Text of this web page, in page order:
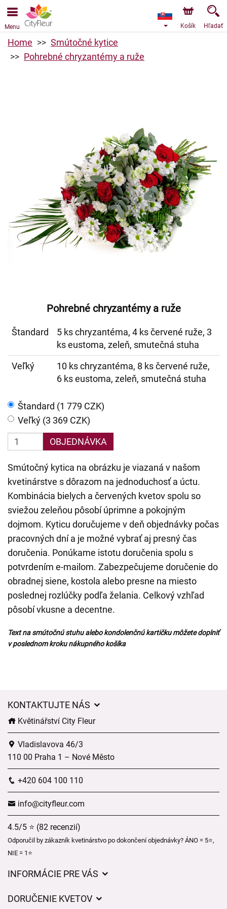
Objednávky prijímame prostredníctvom nášho e-shopu.
Najskorší možný termín doručenia je od 10.8.2026 z
Menu Košík Hľadať
Home
Smútočné kytice
Pohrebné chryzantémy a ruže
Pohrebné chryzantémy a ruže
Štandard
5 ks chryzantéma, 4 ks červené ruže, 3
ks eustoma, zeleň, smutečná stuha
Veľký
10 ks chryzantéma, 8 ks červené ruže,
6 ks eustoma, zeleň, smutečná stuha
Štandard (1 779 CZK)
Veľký (3 369 CZK)
OBJEDNÁVKA
Smútočný kytica na obrázku je viazaná v našom
kvetinárstve s dôrazom na jednoduchosť a úctu.
Kombinácia bielych a červených kvetov spolu so
sviežou zeleňou pôsobí úprimne a pokojným
dojmom. Kyticu doručujeme v deň objednávky počas
pracovných dní a je možné vybrať aj presný čas
doručenia. Ponúkame istotu doručenia spolu s
potvrdením e-mailom. Zabezpečujeme doručenie do
obradnej siene, kostola alebo presne na miesto
poslednej rozlúčky podľa želania. Celkový vzhľad
pôsobí vkusne a decentne.
Text na smútočnú stuhu alebo kondolenčnú kartičku môžete doplniť
v poslednom kroku nákupného košíka
KONTAKTUJTE NÁS
Květinářství City Fleur
Vladislavova 46/3
110 00 Praha 1 – Nové Město
+420 604 100 110
info@cityfleur.com
4.5/5 ⭐ (82 recenzií)
Odporučil by zákazník kvetinárstvo po dokončení objednávky? ÁNO = 5⭐,
NIE = 1⭐
INFORMÁCIE PRE VÁS
DORUČENIE KVETOV